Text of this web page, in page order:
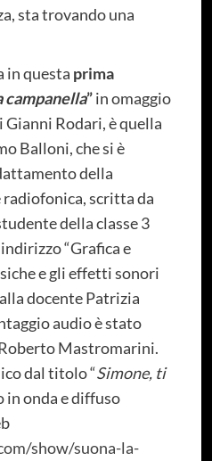
sta trovando una
in questa prima
campanella”in omaggio
Gianni Rodari, è quella
Balloni, che si è
della
radiofonica, scritta da
della classe 3
“Grafica e
e gli effetti sonori
docente Patrizia
audio è stato
Mastromarini.
dal titolo “Simone, ti
in onda e diffuso
show/suona-la-